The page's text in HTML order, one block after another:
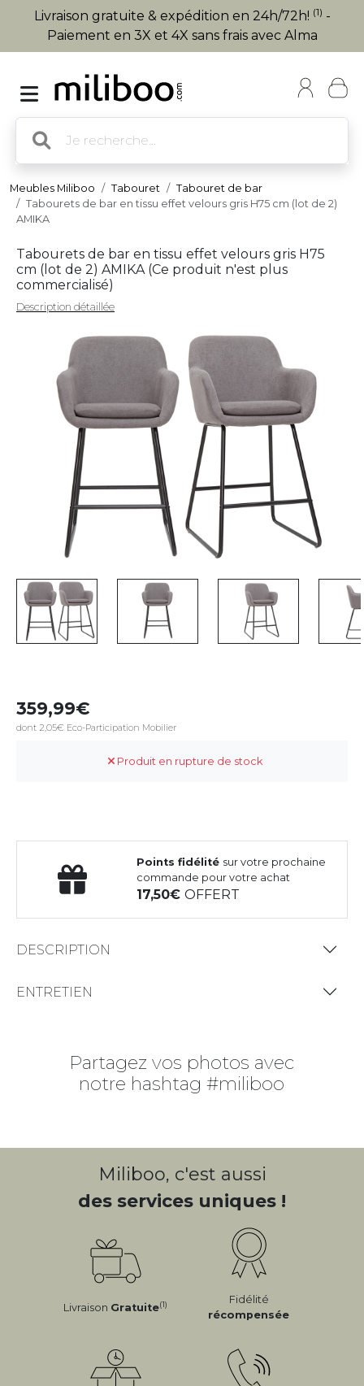
Livraison gratuite & expédition en 24h/72h! (1) -
Paiement en 3X et 4X sans frais avec Alma
Meubles Miliboo Tabouret
Tabouret de bar
Tabourets de bar en tissu effet velours gris H75 cm (lot de 2)
AMIKA
Tabourets de bar en tissu effet velours gris H75
cm (lot de 2) AMIKA (Ce produit n'est plus
commercialisé)
Description détaillée
359,99
dont 2,05€ Eco-Participation Mobilier
Produit en rupture de stock
Points fidélité sur votre prochaine
commande pour votre achat
17,50OFFERT
DESCRIPTION
ENTRETIEN
Partagez vos photos avec
notre hashtag #miliboo
Miliboo, c'est aussi
des services uniques !
Livraison Gratuite(1)
Fidélité
récompensée